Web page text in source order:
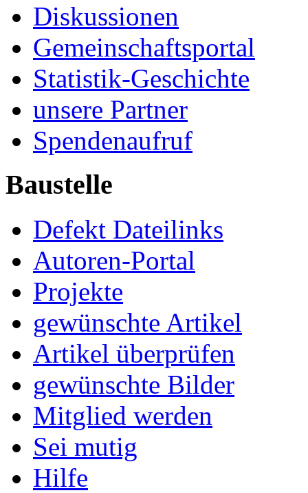
Diskussionen
Gemeinschaftsportal
Statistik-Geschichte
unsere Partner
Spendenaufruf
Baustelle
Defekt Dateilinks
Autoren-Portal
Projekte
gewünschte Artikel
Artikel überprüfen
gewünschte Bilder
Mitglied werden
Sei mutig
Hilfe